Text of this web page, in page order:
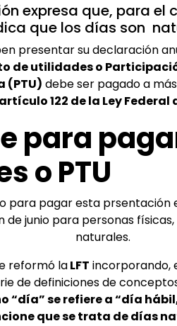
expresa que, para el
que los días son
presentar su declaración
de utilidades o
(PTU) debe ser pagado a
artículo 122 de la Ley Federal
para
o PTU
para pagar esta
de junio para personas
naturales.
reformó laLFT incorporando,
de definiciones de
“día” se refiere a “día
que se trata de días